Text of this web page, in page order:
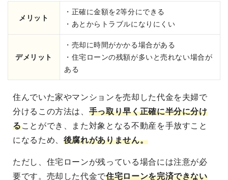
メリット
・正確に金額を2等分にできる
・あとからトラブルになりにくい
デメリット
・売却に時間がかかる場合がある
・住宅ローンの残額が多いと売れない場合が
ある
住んでいた家やマンションを売却した代金を夫婦で
分けるこの方法は、 手っ取り早く正確に半分に分け
ることができ、また対象となる不動産を手放すこと
になるため、 後腐れがありません。
ただし、住宅ローンが残っている場合には注意が必
要です。売却した代金で住宅ローンを完済できない